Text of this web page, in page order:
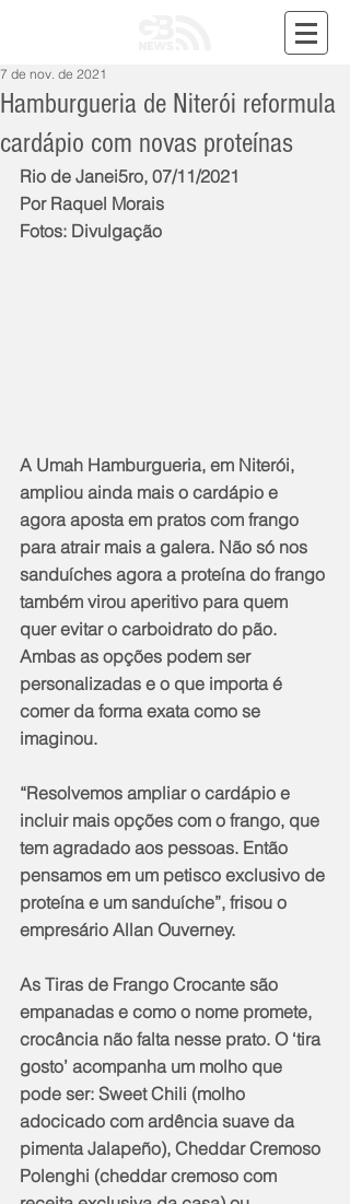
Hamburgueria de Niterói reformula
cardápio com novas proteínas
7 de nov. de 2021
Rio de Janei5ro, 07/11/2021
Por Raquel Morais
Fotos: Divulgação
A Umah Hamburgueria, em Niterói,
ampliou ainda mais o cardápio e
agora aposta em pratos com frango
para atrair mais a galera. Não só nos
sanduíches agora a proteína do frango
também virou aperitivo para quem
quer evitar o carboidrato do pão.
Ambas as opções podem ser
personalizadas e o que importa é
comer da forma exata como se
imaginou.
“Resolvemos ampliar o cardápio e
incluir mais opções com o frango, que
tem agradado aos pessoas. Então
pensamos em um petisco exclusivo de
proteína e um sanduíche”, frisou o
empresário Allan Ouverney.
As Tiras de Frango Crocante são
empanadas e como o nome promete,
crocância não falta nesse prato. O ‘tira
gosto’ acompanha um molho que
pode ser: Sweet Chili (molho
adocicado com ardência suave da
pimenta Jalapeño), Cheddar Cremoso
Polenghi (cheddar cremoso com